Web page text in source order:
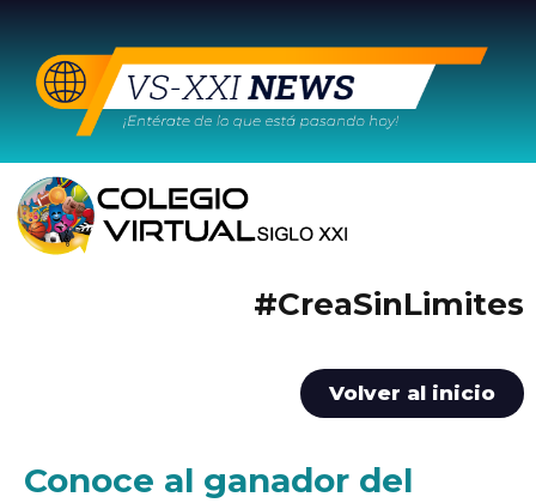
#CreaSinLimites
Volver al inicio
Conoce al ganador del